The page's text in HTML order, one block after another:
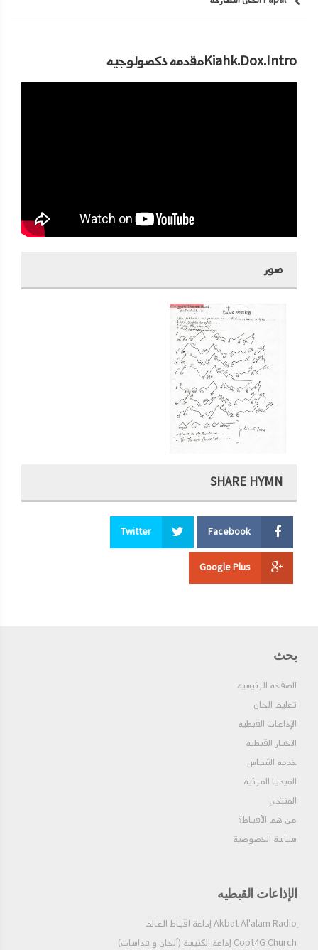
Kiahk.Dox.Introمقدمه ذكصولوجيه
صور
SHARE HYMN
Facebook
Twitter
Google Plus
بحث
الصفحة الرئيسيه
تعليم الحان
الإذاعات القبطيه
الاخبار القبطيه
خدمه الشماس
الميديا المرئية
المنتدي
من هم الأقباط؟‎
سياسة الخصوصية
الإذاعات القبطيه
Copt4G Church إذاعة الكنيسة (ألحان و قداسات)